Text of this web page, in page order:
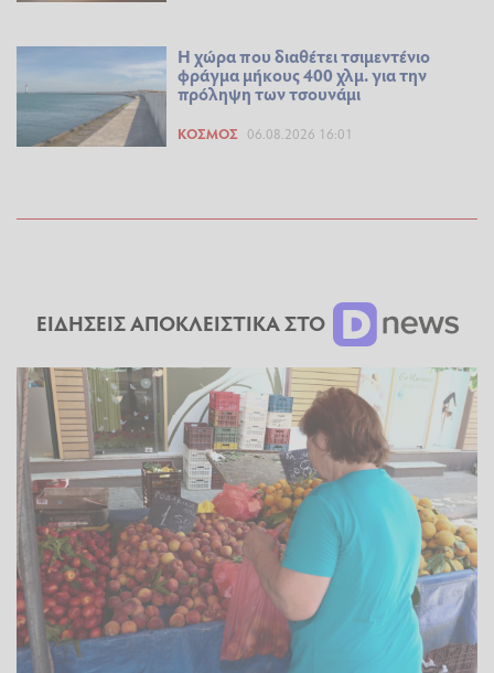
Η χώρα που διαθέτει τσιμεντένιο
φράγμα μήκους 400 χλμ. για την
πρόληψη των τσουνάμι
ΚΌΣΜΟΣ 06.08.2026 16:01
ΕΙΔΗΣΕΙΣ ΑΠΟΚΛΕΙΣΤΙΚΑ ΣΤΟ